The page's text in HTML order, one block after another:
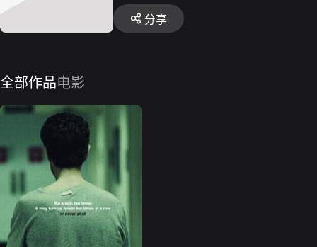
分享
全部作品电影